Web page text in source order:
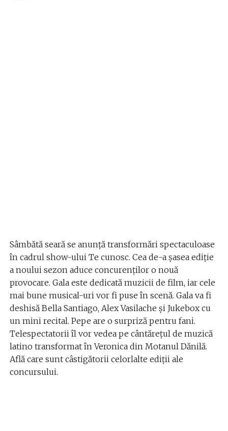
Sâmbătă seară se anunță transformări spectaculoase
în cadrul show-ului Te cunosc. Cea de-a șasea ediție
a noului sezon aduce concurenților o nouă
provocare. Gala este dedicată muzicii de film, iar cele
mai bune musical-uri vor fi puse în scenă. Gala va fi
deshisă Bella Santiago, Alex Vasilache şi Jukebox cu
un mini recital. Pepe are o surpriză pentru fani.
Telespectatorii îl vor vedea pe cântărețul de muzică
latino transformat în Veronica din Motanul Dănilă.
Află care sunt câstigătorii celorlalte ediții ale
concursului.